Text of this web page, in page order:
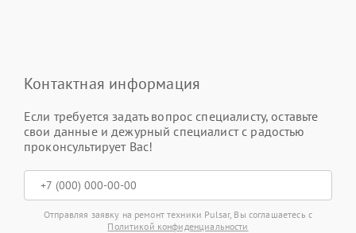
Контактная информация
Если требуется задать вопрос специалисту, оставьте
свои данные и дежурный специалист с радостью
проконсультирует Вас!
Отправляя заявку на ремонт техники Pulsar, Вы соглашаетесь с
Политикой конфиденциальности